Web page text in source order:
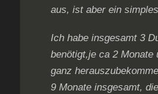
aus, ist aber ein
Ich habe insgesamt 3
benötigt,je ca 2 Monate
ganz
9 Monate insgesamt,